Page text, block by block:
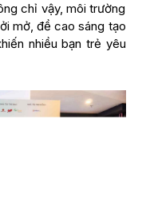
chỉ vậy, môi trường
mở, đề cao sáng tạo
nhiều bạn trẻ yêu